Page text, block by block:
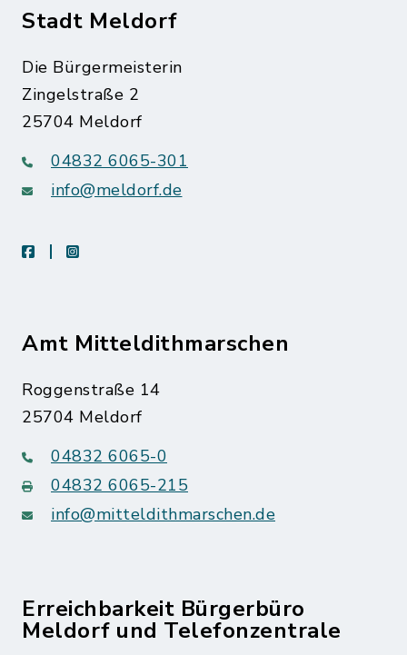
Stadt Meldorf
Die Bürgermeisterin
Zingelstraße 2
25704 Meldorf
04832 6065-301
info@meldorf.de
facebookinstagram
Amt Mitteldithmarschen
Roggenstraße 14
25704 Meldorf
04832 6065-0
04832 6065-215
info@mitteldithmarschen.de
Erreichbarkeit Bürgerbüro
Meldorf und Telefonzentrale